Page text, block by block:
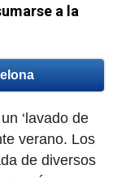
a la
‘lavado de
verano. Los
de diversos